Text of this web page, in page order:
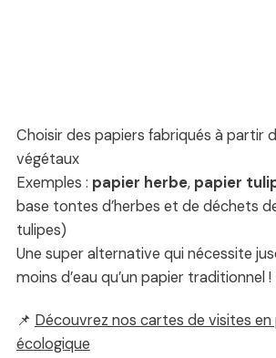
Choisir des papiers fabriqués à partir
végétaux
Exemples : papier herbe, papier
base tontes d’herbes et de déchets
tulipes)
Une super alternative qui nécessite
moins d’eau qu’un papier traditionnel !
📌 Découvrez nos cartes de visites en
écologique